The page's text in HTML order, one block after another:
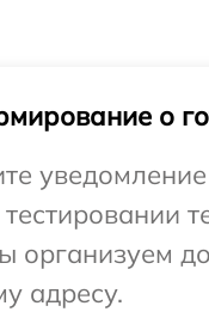
о
организуем
адресу.